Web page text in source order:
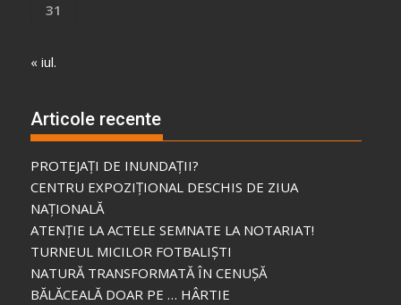
31
« iul.
Articole recente
PROTEJAȚI DE INUNDAȚII?
CENTRU EXPOZIȚIONAL DESCHIS DE ZIUA
NAȚIONALĂ
ATENȚIE LA ACTELE SEMNATE LA NOTARIAT!
TURNEUL MICILOR FOTBALIȘTI
NATURĂ TRANSFORMATĂ ÎN CENUȘĂ
BĂLĂCEALĂ DOAR PE … HÂRTIE